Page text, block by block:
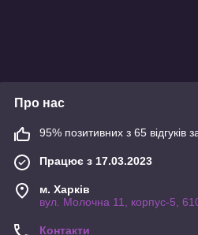
Про нас
95% позитивних з 65 відгуків
Працює з 17.03.2023
м. Харків
вул. Молочна 11, корпус-5,
Контакти